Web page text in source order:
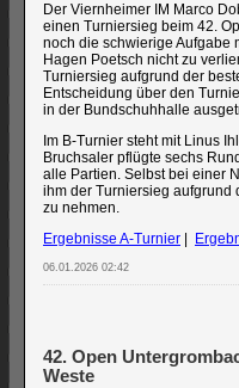
Der Viernheimer IM Marco
einen Turniersieg beim 42.
noch die schwierige Aufgabe
Hagen Poetsch nicht zu
Turniersieg aufgrund der
Entscheidung über den
in der Bundschuhhalle
Im B-Turnier steht mit Linus
Bruchsaler pflügte sechs
alle Partien. Selbst bei einer
ihm der Turniersieg aufgrund
zu nehmen.
Ergebnisse A-Turnier
06.01.2026 02:42
42. Open
Weste